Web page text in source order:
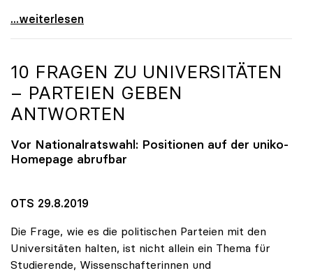
OeNB-Jubiläumsfonds: uniko-Kritik an „wenig
...weiterlesen
10 FRAGEN ZU UNIVERSITÄTEN
– PARTEIEN GEBEN
ANTWORTEN
Vor Nationalratswahl: Positionen auf der uniko-
Homepage abrufbar
OTS 29.8.2019
Die Frage, wie es die politischen Parteien mit den
Universitäten halten, ist nicht allein ein Thema für
Studierende, Wissenschafterinnen und